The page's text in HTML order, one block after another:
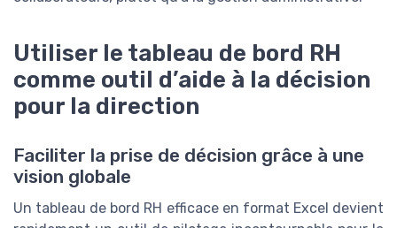
Utiliser le tableau de bord RH
comme outil d’aide à la décision
pour la direction
Faciliter la prise de décision grâce à une
vision globale
Un tableau de bord RH efficace en format Excel devient